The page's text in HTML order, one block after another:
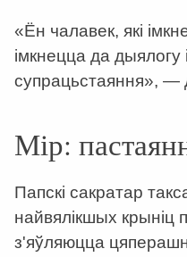
«Ён чалавек, які
імкнецца да дыялогу
супрацьстаяння», —
Мір:
Папскі сакратар
найвялікшых крыніц
з'яўляюцца